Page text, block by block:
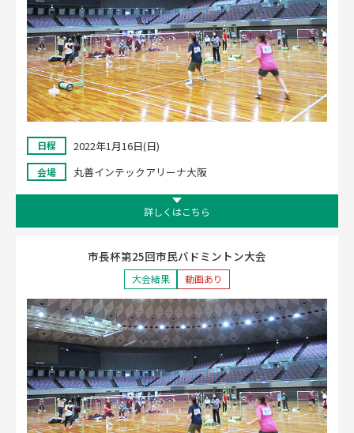
日程 2022年1月16日(日)
会場 丸善インテックアリーナ大阪
詳しくはこちら
市長杯第25回市民バドミントン大会
大会結果 動画あり